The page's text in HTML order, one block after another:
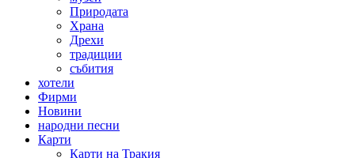
Природата
Храна
Дрехи
традиции
събития
хотели
Фирми
Новини
народни песни
Карти
Карти на Тракия